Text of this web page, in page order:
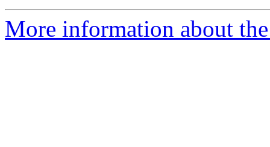
More information about